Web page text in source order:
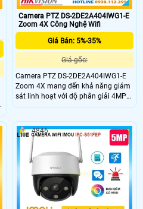
Camera PTZ DS-2DE2A404IWG1-E
Zoom 4X Công Nghệ Wifi
Giá Bán: 5%-35%
Giá gốc:
Camera PTZ DS-2DE2A404IWG1-E
Zoom 4X mang đến khả năng giám
sát linh hoạt với độ phân giải 4MP
và khả năng zoom quang học 4×
20m.DS-2DE2A404IWG1-E nổi bật
nhờ nhận diện người, phương tiện,
hỗ trợ WiFi, đàm thoại hai chiều, lưu
trữ thẻ nhớ 512GB và chuẩn bảo vệ
IP66, IK10 hoạt động bền bỉ.
4846